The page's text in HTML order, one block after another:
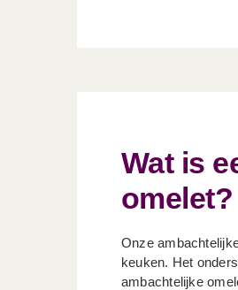
Wat is
omelet?
Onze
keuken. Het
ambachtelijke